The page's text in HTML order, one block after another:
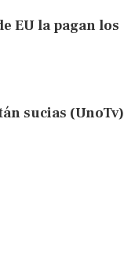
EU la pagan los
sucias (UnoTv)